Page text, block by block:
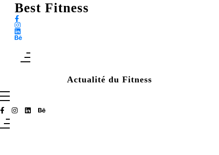
contenuBest Fitness
Actualité du Fitness